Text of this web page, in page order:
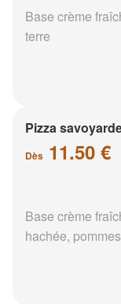
Base crème
terre
Pizza
Dès 11.50 €
Base crème
hachée,